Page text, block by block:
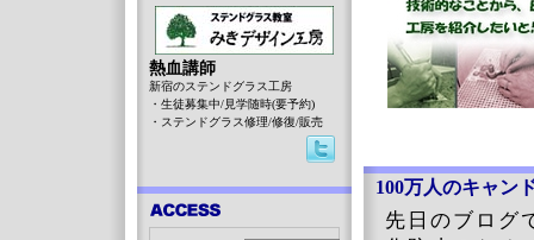
100万人のキャン
先日のブログ
熱血講師
新宿のステンドグラス工房
・生徒募集中/見学随時(要予約)
・ステンドグラス修理/修復/販売